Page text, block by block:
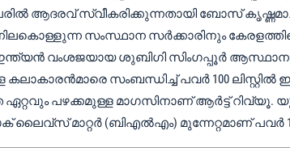
ആദരവ് സ്വീകരിക്കുന്നതായി ബോസ്
സംസ്ഥാന സർക്കാരിനും
വംശജയായ ശുബിഗി സിംഗപ്പൂര്‍
സംബന്ധിച്ച് പവര്‍ 100
ഏറ്റവും പഴക്കമുള്ള മാഗസിനാണ് ആര്‍ട്ട് റിവ്യൂ.
ലൈവ്സ് മാറ്റർ (ബിഎൽഎം) മുന്നേറ്റമാണ് പവർ